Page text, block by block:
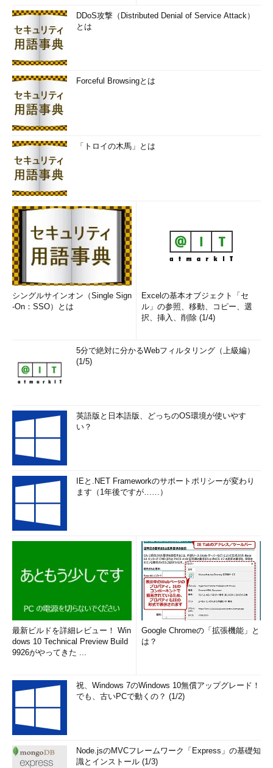
DDoS攻撃（Distributed Denial of Service Attack）
とは
Forceful Browsingとは
「トロイの木馬」とは
シングルサインオン（Single Sign
-On：SSO）とは
Excelの基本オブジェクト「セ
ル」の参照、移動、コピー、選
択、挿入、削除 (1/4)
5分で絶対に分かるWebフィルタリング（上級編）
(1/5)
英語版と日本語版、どっちのOS環境が使いやす
い？
IEと.NET Frameworkのサポートポリシーが変わり
ます（1年後ですが……）
最新ビルドを詳細レビュー！ Win
dows 10 Technical Preview Build
9926がやってきた ...
Google Chromeの「拡張機能」と
は？
祝、Windows 7のWindows 10無償アップグレード！
でも、古いPCで動くの？ (1/2)
Node.jsのMVCフレームワーク「Express」の基礎知
識とインストール (1/3)